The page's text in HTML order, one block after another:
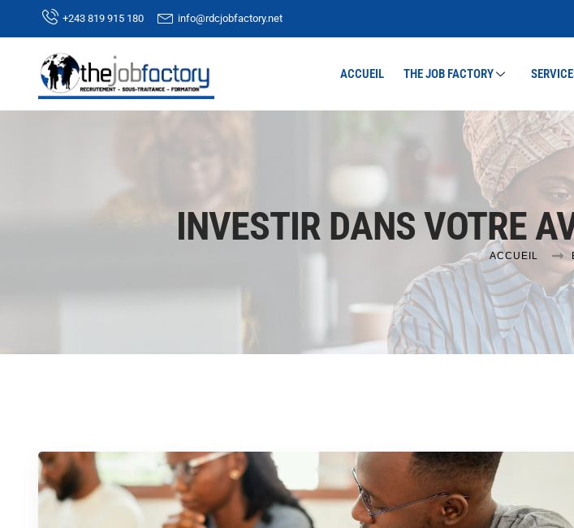
+243 819 915 180 info@rdcjobfactory.net
ACCUEIL THE JOB FACTORY
INVESTIR DANS VOTRE
ACCUEIL